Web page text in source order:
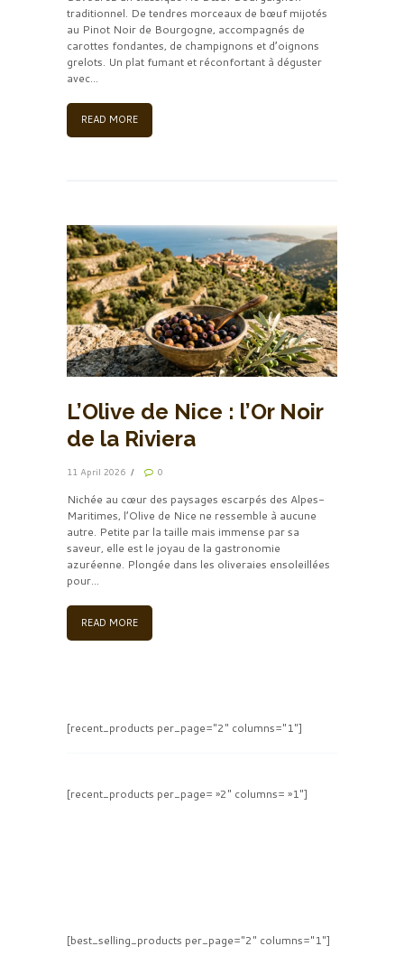
traditionnel. De tendres morceaux de bœuf mijotés
au Pinot Noir de Bourgogne, accompagnés de
carottes fondantes, de champignons et d’oignons
grelots. Un plat fumant et réconfortant à déguster
avec...
READ MORE
L’Olive de Nice : l’Or Noir
de la Riviera
11 April 2026 0
Nichée au cœur des paysages escarpés des Alpes-
Maritimes, l’Olive de Nice ne ressemble à aucune
autre. Petite par la taille mais immense par sa
saveur, elle est le joyau de la gastronomie
azuréenne. Plongée dans les oliveraies ensoleillées
pour...
READ MORE
[recent_products per_page="2" columns="1"]
[recent_products per_page= »2″ columns= »1″]
[best_selling_products per_page="2" columns="1"]